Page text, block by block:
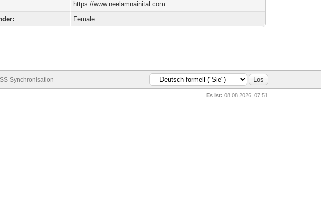
https://www.neelamnainital.com
Female
Synchronisation
Es ist: 08.08.2026, 07:51